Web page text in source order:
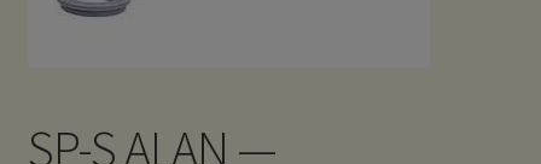
SP-S ALAN —